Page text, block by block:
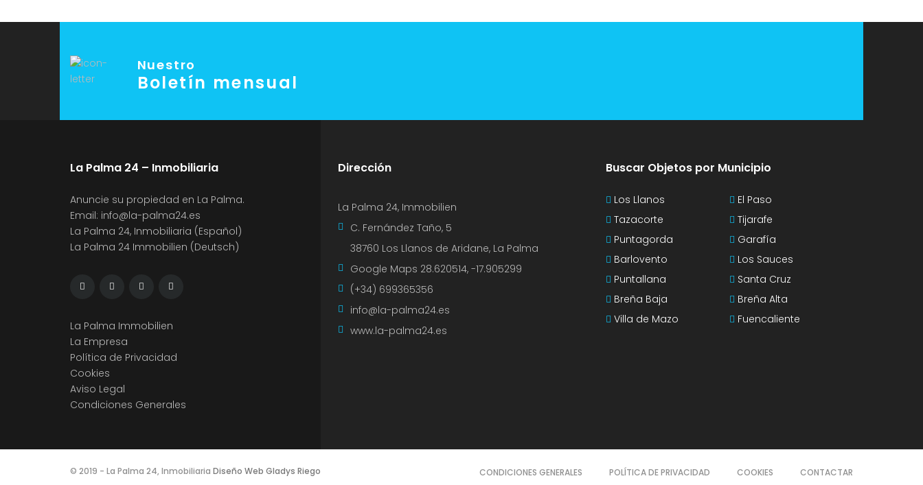
Nuestro
Boletín mensual
La Palma 24 – Inmobiliaria
Anuncie su propiedad en La Palma.
Email: info@la-palma24.es
La Palma 24, Inmobiliaria (Español)
La Palma 24 Immobilien (Deutsch)
La Palma Immobilien
La Empresa
Política de Privacidad
Cookies
Aviso Legal
Condiciones Generales
Dirección
La Palma 24, Immobilien
C. Fernández Taño, 5
38760 Los Llanos de Aridane, La Palma
Google Maps 28.620514, -17.905299
(+34) 699365356
info@la-palma24.es
www.la-palma24.es
Buscar Objetos por Municipio
Los Llanos
El Paso
Tazacorte
Tijarafe
Puntagorda
Garafía
Barlovento
Los Sauces
Puntallana
Santa Cruz
Breña Baja
Breña Alta
Villa de Mazo
Fuencaliente
© 2019 - La Palma 24, Inmobiliaria Diseño Web Gladys Riego CONDICIONES GENERALES POLÍTICA DE PRIVACIDAD COOKIES CONTACTAR